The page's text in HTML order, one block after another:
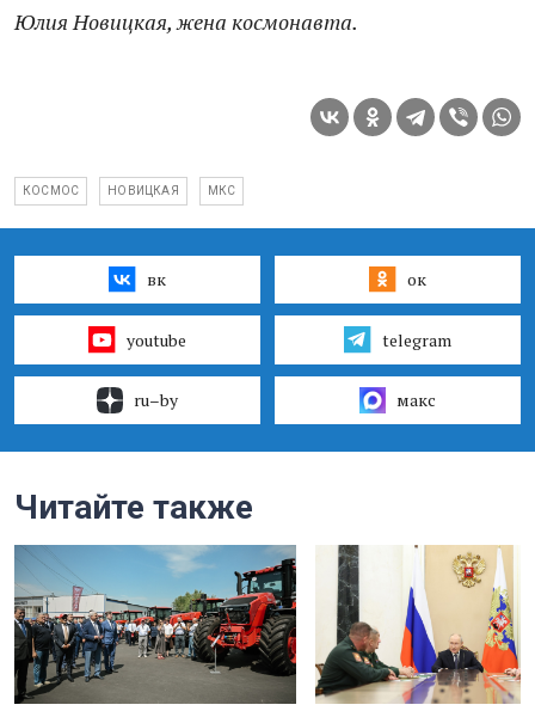
Юлия Новицкая, жена космонавта.
КОСМОС НОВИЦКАЯ МКС
вк ок
youtube telegram
ru–by макс
Читайте также